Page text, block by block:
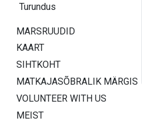
Turundus
MARSRUUDID
KAART
SIHTKOHT
MATKAJASÕBRALIK MÄRGIS
VOLUNTEER WITH US
MEIST